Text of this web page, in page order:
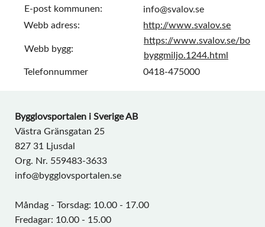
E-post kommunen:
Webb adress:
Webb bygg:
Telefonnummer
info@svalov.se
http://www.svalov.se
https://www.svalov.se/bo
byggmiljo.1244.html
0418-475000
Bygglovsportalen i Sverige AB
Västra Gränsgatan 25
827 31 Ljusdal
Org. Nr. 559483-3633
info@bygglovsportalen.se
Måndag - Torsdag: 10.00 - 17.00
Fredagar: 10.00 - 15.00